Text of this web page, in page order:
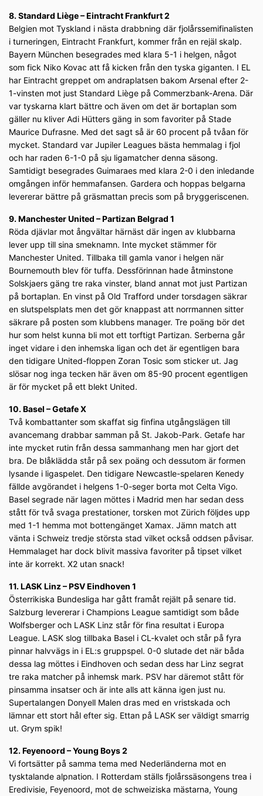
8. Standard Liège – Eintracht Frankfurt 2
Belgien mot Tyskland i nästa drabbning där fjolårssemifinalisten
i turneringen, Eintracht Frankfurt, kommer från en rejäl skalp.
Bayern München besegrades med klara 5-1 i helgen, något
som fick Niko Kovac att få kicken från den tyska giganten. I EL
har Eintracht greppet om andraplatsen bakom Arsenal efter 2-
1-vinsten mot just Standard Liège på Commerzbank-Arena. Där
var tyskarna klart bättre och även om det är bortaplan som
gäller nu kliver Adi Hütters gäng in som favoriter på Stade
Maurice Dufrasne. Med det sagt så är 60 procent på tvåan för
mycket. Standard var Jupiler Leagues bästa hemmalag i fjol
och har raden 6-1-0 på sju ligamatcher denna säsong.
Samtidigt besegrades Guimaraes med klara 2-0 i den inledande
omgången inför hemmafansen. Gardera och hoppas belgarna
levererar bättre på gräsmattan precis som på bryggeriscenen.
9. Manchester United – Partizan Belgrad 1
Röda djävlar mot ångvältar härnäst där ingen av klubbarna
lever upp till sina smeknamn. Inte mycket stämmer för
Manchester United. Tillbaka till gamla vanor i helgen när
Bournemouth blev för tuffa. Dessförinnan hade åtminstone
Solskjaers gäng tre raka vinster, bland annat mot just Partizan
på bortaplan. En vinst på Old Trafford under torsdagen säkrar
en slutspelsplats men det gör knappast att norrmannen sitter
säkrare på posten som klubbens manager. Tre poäng bör det
hur som helst kunna bli mot ett torftigt Partizan. Serberna går
inget vidare i den inhemska ligan och det är egentligen bara
den tidigare United-floppen Zoran Tosic som sticker ut. Jag
slösar nog inga tecken här även om 85-90 procent egentligen
är för mycket på ett blekt United.
10. Basel – Getafe X
Två kombattanter som skaffat sig finfina utgångslägen till
avancemang drabbar samman på St. Jakob-Park. Getafe har
inte mycket rutin från dessa sammanhang men har gjort det
bra. De blåklädda står på sex poäng och dessutom är formen
lysande i ligaspelet. Den tidigare Newcastle-spelaren Kenedy
fällde avgörandet i helgens 1-0-seger borta mot Celta Vigo.
Basel segrade när lagen möttes i Madrid men har sedan dess
stått för två svaga prestationer, torsken mot Zürich följdes upp
med 1-1 hemma mot bottengänget Xamax. Jämn match att
vänta i Schweiz tredje största stad vilket också oddsen påvisar.
Hemmalaget har dock blivit massiva favoriter på tipset vilket
inte är korrekt. X2 utan snack!
11. LASK Linz – PSV Eindhoven 1
Österrikiska Bundesliga har gått framåt rejält på senare tid.
Salzburg levererar i Champions League samtidigt som både
Wolfsberger och LASK Linz står för fina resultat i Europa
League. LASK slog tillbaka Basel i CL-kvalet och står på fyra
pinnar halvvägs in i EL:s gruppspel. 0-0 slutade det när båda
dessa lag möttes i Eindhoven och sedan dess har Linz segrat
tre raka matcher på inhemsk mark. PSV har däremot stått för
pinsamma insatser och är inte alls att känna igen just nu.
Supertalangen Donyell Malen dras med en vristskada och
lämnar ett stort hål efter sig. Ettan på LASK ser väldigt smarrig
ut. Grym spik!
12. Feyenoord – Young Boys 2
Vi fortsätter på samma tema med Nederländerna mot en
tysktalande alpnation. I Rotterdam ställs fjolårssäsongens trea i
Eredivisie, Feyenoord, mot de schweiziska mästarna, Young